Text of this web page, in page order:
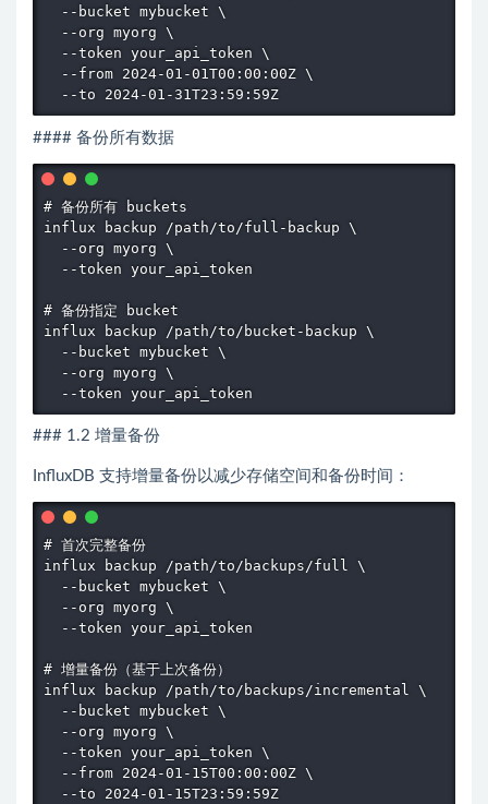
  --bucket mybucket \
  --org myorg \
  --token your_api_token \
  --from 2024-01-01T00:00:00Z \
  --to 2024-01-31T23:59:59Z
#### 备份所有数据
# 备份所有 buckets
influx backup /path/to/full-backup \
  --org myorg \
  --token your_api_token
# 备份指定 bucket
influx backup /path/to/bucket-backup \
  --bucket mybucket \
  --org myorg \
  --token your_api_token
### 1.2 增量备份
InfluxDB 支持增量备份以减少存储空间和备份时间：
# 首次完整备份
influx backup /path/to/backups/full \
  --bucket mybucket \
  --org myorg \
  --token your_api_token
# 增量备份（基于上次备份）
influx backup /path/to/backups/incremental \
  --bucket mybucket \
  --org myorg \
  --token your_api_token \
  --from 2024-01-15T00:00:00Z \
  --to 2024-01-15T23:59:59Z